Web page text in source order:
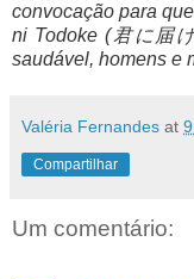
convocação para
ni Todoke (君に届
saudável, homens e
Valéria Fernandes at
Compartilhar
Um comentário: